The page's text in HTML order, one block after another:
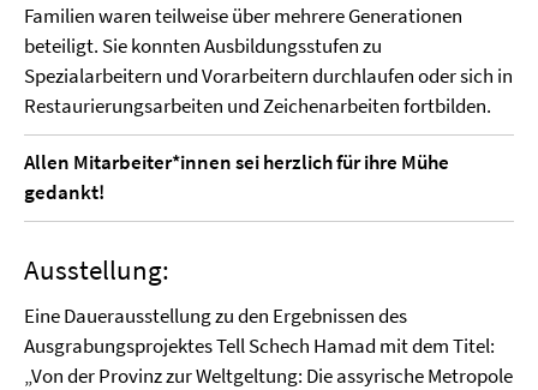
Familien waren teilweise über mehrere Generationen
beteiligt. Sie konnten Ausbildungsstufen zu
Spezialarbeitern und Vorarbeitern durchlaufen oder sich in
Restaurierungsarbeiten und Zeichenarbeiten fortbilden.
Allen Mitarbeiter*innen sei herzlich für ihre Mühe
gedankt!
Ausstellung:
Eine Dauerausstellung zu den Ergebnissen des
Ausgrabungsprojektes Tell Schech Hamad mit dem Titel:
„Von der Provinz zur Weltgeltung: Die assyrische Metropole